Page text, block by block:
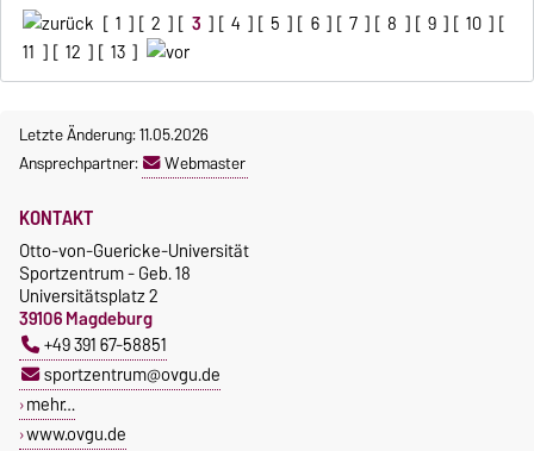
[ 1 ] [ 2 ] [ 3 ] [ 4 ] [ 5 ] [ 6 ] [ 7 ] [ 8 ] [ 9 ] [ 10 ] [
11 ] [ 12 ] [ 13 ]
Letzte Änderung: 11.05.2026
Ansprechpartner:
Webmaster
KONTAKT
Otto-von-Guericke-Universität
Sportzentrum - Geb. 18
Universitätsplatz 2
39106 Magdeburg
+49 391 67-58851
sportzentrum@ovgu.de
mehr…
www.ovgu.de